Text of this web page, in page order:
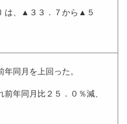
は、▲３３．７から▲５
同月を上回った。
年同月比２５．０％減、